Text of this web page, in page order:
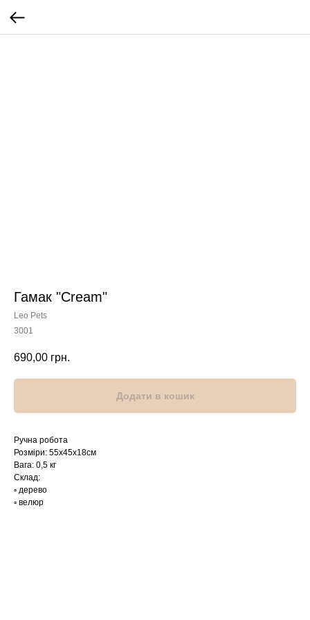
Гамак "Cream"
Leo Pets
3001
690,00 грн.
Додати в кошик
Ручна робота
Розміри: 55х45х18см
Вага: 0,5 кг
Склад:
▫️ дерево
▫️ велюр